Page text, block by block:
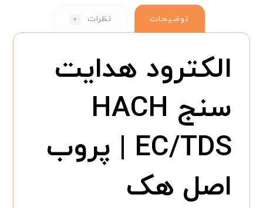
توضیحات نظرات ۰
الکترود هدایت
سنج HACH
EC/TDS | پروب
اصل هک